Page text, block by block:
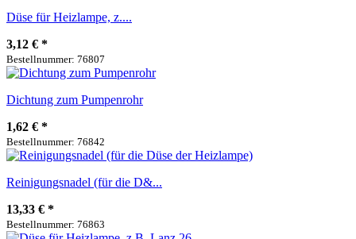
Düse für Heizlampe, z....
3,12 € *
Bestellnummer: 76807
Dichtung zum Pumpenrohr
1,62 € *
Bestellnummer: 76842
Reinigungsnadel (für die D&...
13,33 € *
Bestellnummer: 76863